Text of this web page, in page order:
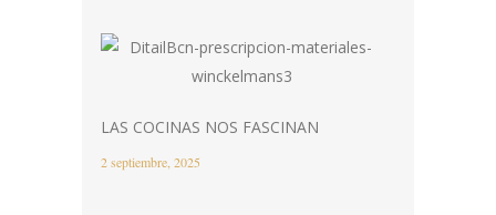
LAS COCINAS NOS FASCINAN
2 septiembre, 2025